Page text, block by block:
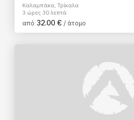
Καλαμπάκα, Τρίκαλα
3 ώρες 30 λεπτά
από 32.00 € / άτομο